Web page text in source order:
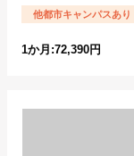
他都市キャンパスあり
1か月:72,390円